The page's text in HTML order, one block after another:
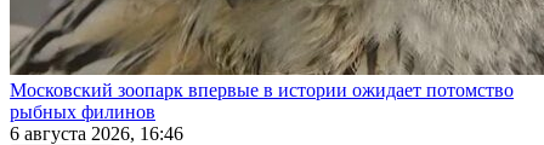
Московский зоопарк впервые в истории ожидает потомство
рыбных филинов
6 августа 2026, 16:46